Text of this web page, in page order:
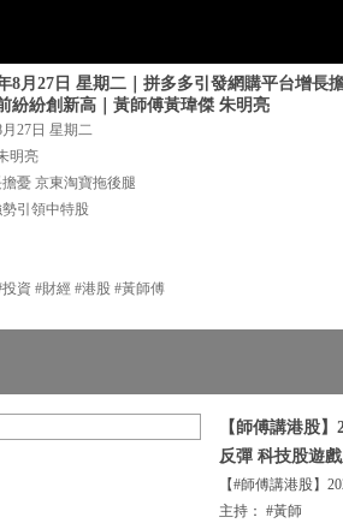
8月27日 星期二｜拼多多引發網購平台增
紛紛創新高｜黃師傅黃瑋傑 朱明亮
月27日 星期二
明亮
憂 京東淘寶拖後腿
引領中特股
資 #財經 #港股 #黃師傅
【師傅講港股
反彈 科技股遊
【#師傅講港股】
主持： #黃師